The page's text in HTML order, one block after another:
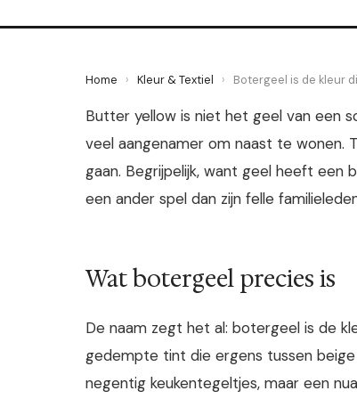
Home › Kleur & Textiel › Botergeel is de kleur
Butter yellow is niet het geel van een
veel aangenamer om naast te
gaan. Begrijpelijk, want geel heeft
een ander spel dan zijn felle
Wat botergeel precies is
De naam zegt het al: botergeel is de
gedempte tint die ergens tussen
negentig keukentegeltjes, maar een